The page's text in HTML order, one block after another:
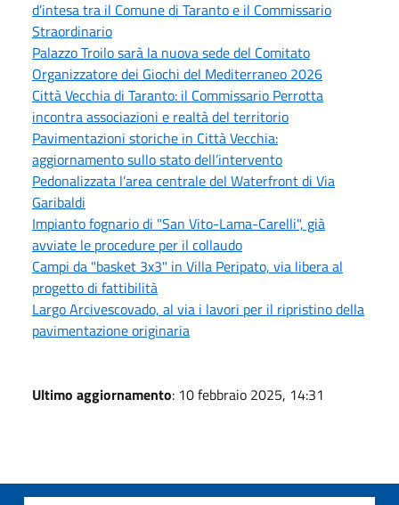
d’intesa tra il Comune di Taranto e il Commissario
Straordinario
Palazzo Troilo sarà la nuova sede del Comitato
Organizzatore dei Giochi del Mediterraneo 2026
Città Vecchia di Taranto: il Commissario Perrotta
incontra associazioni e realtà del territorio
Pavimentazioni storiche in Città Vecchia:
aggiornamento sullo stato dell’intervento
Pedonalizzata l’area centrale del Waterfront di Via
Garibaldi
Impianto fognario di "San Vito-Lama-Carelli", già
avviate le procedure per il collaudo
Campi da "basket 3x3" in Villa Peripato, via libera al
progetto di fattibilità
Largo Arcivescovado, al via i lavori per il ripristino della
pavimentazione originaria
Ultimo aggiornamento: 10 febbraio 2025, 14:31